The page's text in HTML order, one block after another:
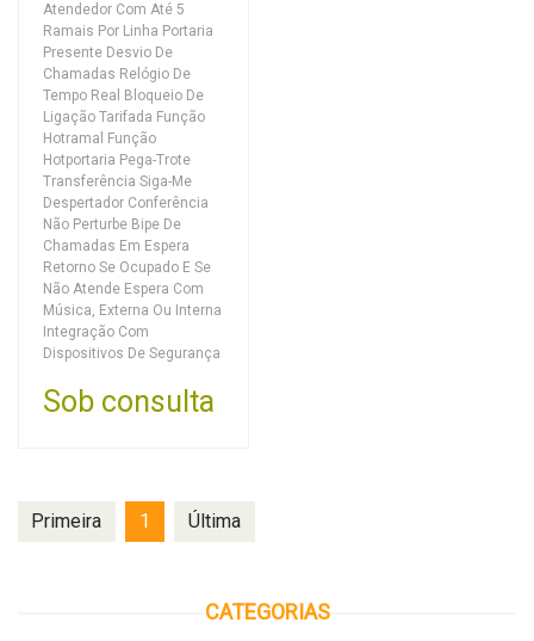
CATEGORIAS
Atendedor Com Até 5
Ramais Por Linha Portaria
Presente Desvio De
Chamadas Relógio De
Tempo Real Bloqueio De
Ligação Tarifada Função
Hotramal Função
Hotportaria Pega-Trote
Transferência Siga-Me
Despertador Conferência
Não Perturbe Bipe De
Chamadas Em Espera
Retorno Se Ocupado E Se
Não Atende Espera Com
Música, Externa Ou Interna
Integração Com
Dispositivos De Segurança
Sob consulta
Primeira 1 Última